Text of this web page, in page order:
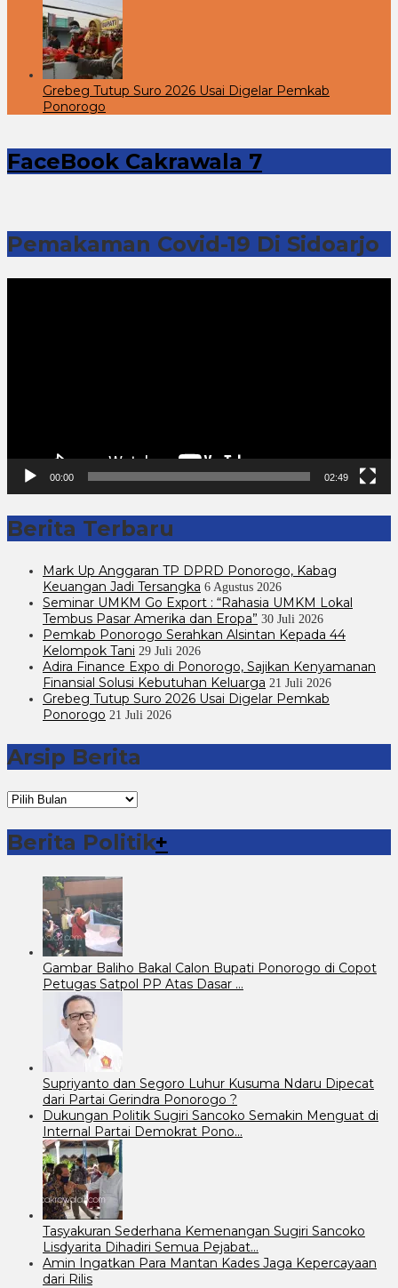
Grebeg Tutup Suro 2026 Usai Digelar Pemkab
Ponorogo
FaceBook Cakrawala 7
Pemakaman Covid-19 Di Sidoarjo
00:00 02:49
Berita Terbaru
Mark Up Anggaran TP DPRD Ponorogo, Kabag
Keuangan Jadi Tersangka 6 Agustus 2026
Seminar UMKM Go Export : “Rahasia UMKM Lokal
Tembus Pasar Amerika dan Eropa” 30 Juli 2026
Pemkab Ponorogo Serahkan Alsintan Kepada 44
Kelompok Tani 29 Juli 2026
Adira Finance Expo di Ponorogo, Sajikan Kenyamanan
Finansial Solusi Kebutuhan Keluarga 21 Juli 2026
Grebeg Tutup Suro 2026 Usai Digelar Pemkab
Ponorogo 21 Juli 2026
Arsip Berita
Arsip
Berita
Berita Politik+
Gambar Baliho Bakal Calon Bupati Ponorogo di Copot
Petugas Satpol PP Atas Dasar …
Supriyanto dan Segoro Luhur Kusuma Ndaru Dipecat
dari Partai Gerindra Ponorogo ?
Dukungan Politik Sugiri Sancoko Semakin Menguat di
Internal Partai Demokrat Pono…
Tasyakuran Sederhana Kemenangan Sugiri Sancoko
Lisdyarita Dihadiri Semua Pejabat…
Amin Ingatkan Para Mantan Kades Jaga Kepercayaan
dari Rilis